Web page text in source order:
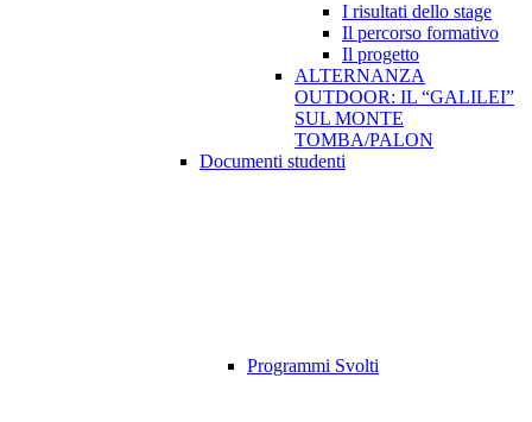
I risultati dello stage
Il percorso formativo
Il progetto
ALTERNANZA
OUTDOOR: IL “GALILEI”
SUL MONTE
TOMBA/PALON
Documenti studenti
Programmi Svolti